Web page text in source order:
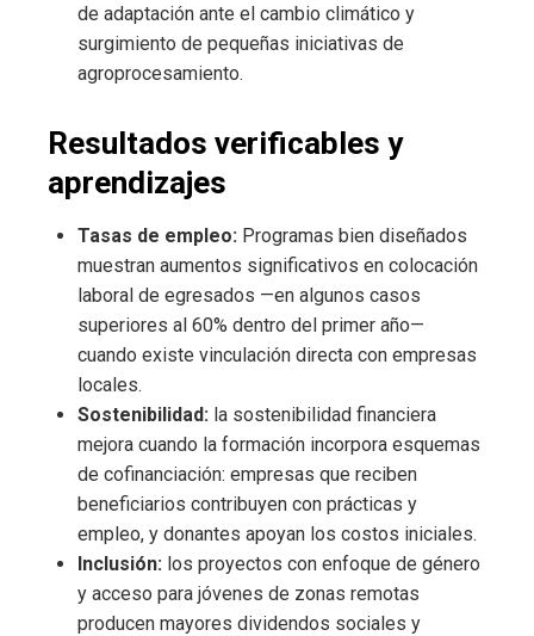
de adaptación ante el cambio climático y
surgimiento de pequeñas iniciativas de
agroprocesamiento.
Resultados verificables y
aprendizajes
Tasas de empleo: Programas bien diseñados
muestran aumentos significativos en colocación
laboral de egresados —en algunos casos
superiores al 60% dentro del primer año—
cuando existe vinculación directa con empresas
locales.
Sostenibilidad: la sostenibilidad financiera
mejora cuando la formación incorpora esquemas
de cofinanciación: empresas que reciben
beneficiarios contribuyen con prácticas y
empleo, y donantes apoyan los costos iniciales.
Inclusión: los proyectos con enfoque de género
y acceso para jóvenes de zonas remotas
producen mayores dividendos sociales y